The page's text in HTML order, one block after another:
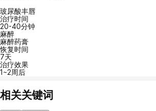
玻尿酸丰唇
治疗时间
20-40分钟
麻醉
麻醉药膏
恢复时间
7天
治疗效果
1~2周后
相关关键词